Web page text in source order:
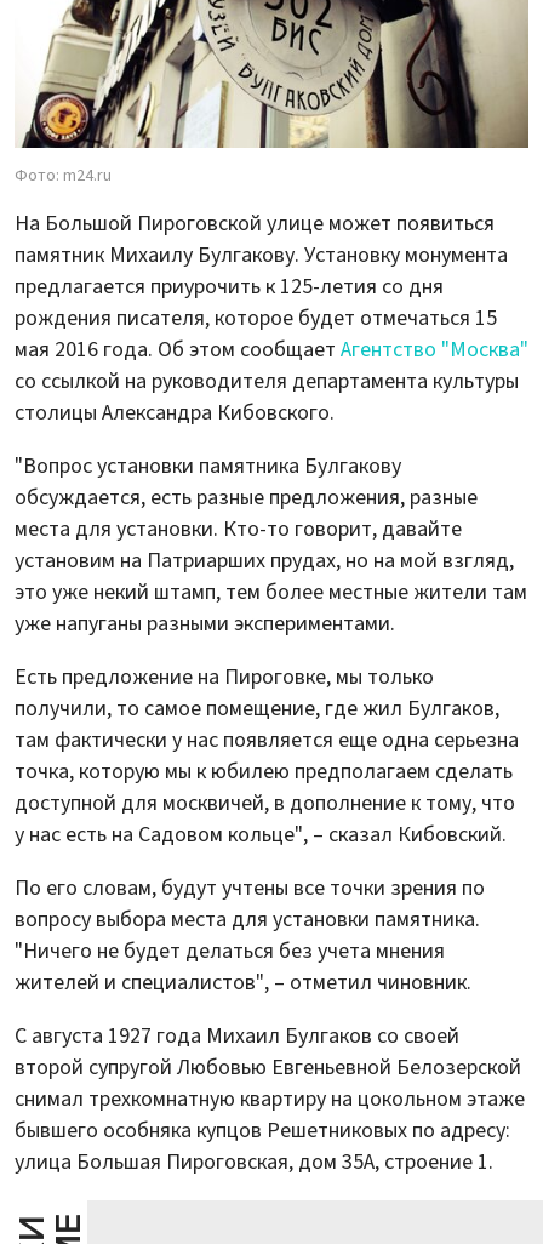
Фото: m24.ru
На Большой Пироговской улице может появиться
памятник Михаилу Булгакову. Установку монумента
предлагается приурочить к 125-летия со дня
рождения писателя, которое будет отмечаться 15
мая 2016 года. Об этом сообщает Агентство "Москва"
со ссылкой на руководителя департамента культуры
столицы Александра Кибовского.
"Вопрос установки памятника Булгакову
обсуждается, есть разные предложения, разные
места для установки. Кто-то говорит, давайте
установим на Патриарших прудах, но на мой взгляд,
это уже некий штамп, тем более местные жители там
уже напуганы разными экспериментами.
Есть предложение на Пироговке, мы только
получили, то самое помещение, где жил Булгаков,
там фактически у нас появляется еще одна серьезна
точка, которую мы к юбилею предполагаем сделать
доступной для москвичей, в дополнение к тому, что
у нас есть на Садовом кольце", – сказал Кибовский.
По его словам, будут учтены все точки зрения по
вопросу выбора места для установки памятника.
"Ничего не будет делаться без учета мнения
жителей и специалистов", – отметил чиновник.
С августа 1927 года Михаил Булгаков со своей
второй супругой Любовью Евгеньевной Белозерской
снимал трехкомнатную квартиру на цокольном этаже
бывшего особняка купцов Решетниковых по адресу:
улица Большая Пироговская, дом 35А, строение 1.